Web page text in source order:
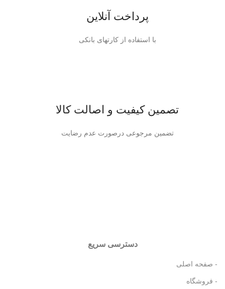
پرداخت آنلاین
با استفاده از کارتهای بانکی
تصمین کیفیت و اصالت کالا
تضمین مرجوعی درصورت عدم رضایت
دسترسی سریع
- صفحه اصلی
- فروشگاه